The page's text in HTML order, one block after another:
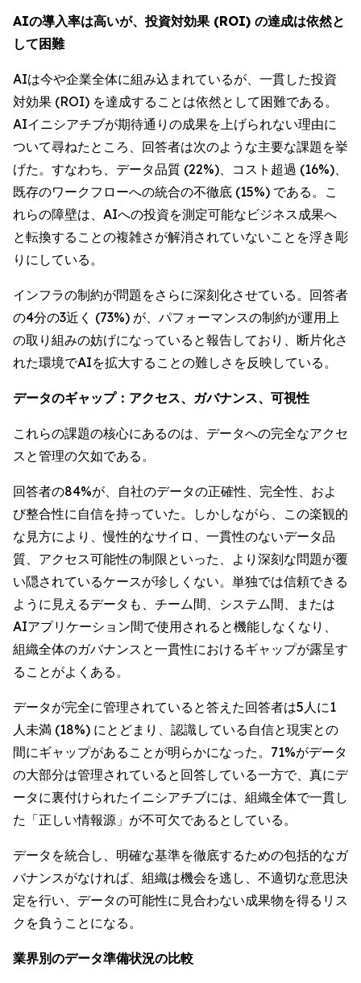
AIの導入率は高いが、投資対効果 (ROI) の達成は依然と
して困難
AIは今や企業全体に組み込まれているが、一貫した投資
対効果 (ROI) を達成することは依然として困難である。
AIイニシアチブが期待通りの成果を上げられない理由に
ついて尋ねたところ、回答者は次のような主要な課題を挙
げた。すなわち、データ品質 (22%)、コスト超過 (16%)、
既存のワークフローへの統合の不徹底 (15%) である。こ
れらの障壁は、AIへの投資を測定可能なビジネス成果へ
と転換することの複雑さが解消されていないことを浮き彫
りにしている。
インフラの制約が問題をさらに深刻化させている。回答者
の4分の3近く (73%) が、パフォーマンスの制約が運用上
の取り組みの妨げになっていると報告しており、断片化さ
れた環境でAIを拡大することの難しさを反映している。
データのギャップ：アクセス、ガバナンス、可視性
これらの課題の核心にあるのは、データへの完全なアクセ
スと管理の欠如である。
回答者の84%が、自社のデータの正確性、完全性、およ
び整合性に自信を持っていた。しかしながら、この楽観的
な見方により、慢性的なサイロ、一貫性のないデータ品
質、アクセス可能性の制限といった、より深刻な問題が覆
い隠されているケースが珍しくない。単独では信頼できる
ように見えるデータも、チーム間、システム間、または
AIアプリケーション間で使用されると機能しなくなり、
組織全体のガバナンスと一貫性におけるギャップが露呈す
ることがよくある。
データが完全に管理されていると答えた回答者は5人に1
人未満 (18%) にとどまり、認識している自信と現実との
間にギャップがあることが明らかになった。71%がデータ
の大部分は管理されていると回答している一方で、真にデ
ータに裏付けられたイニシアチブには、組織全体で一貫し
た「正しい情報源」が不可欠であるとしている。
データを統合し、明確な基準を徹底するための包括的なガ
バナンスがなければ、組織は機会を逃し、不適切な意思決
定を行い、データの可能性に見合わない成果物を得るリス
クを負うことになる。
業界別のデータ準備状況の比較